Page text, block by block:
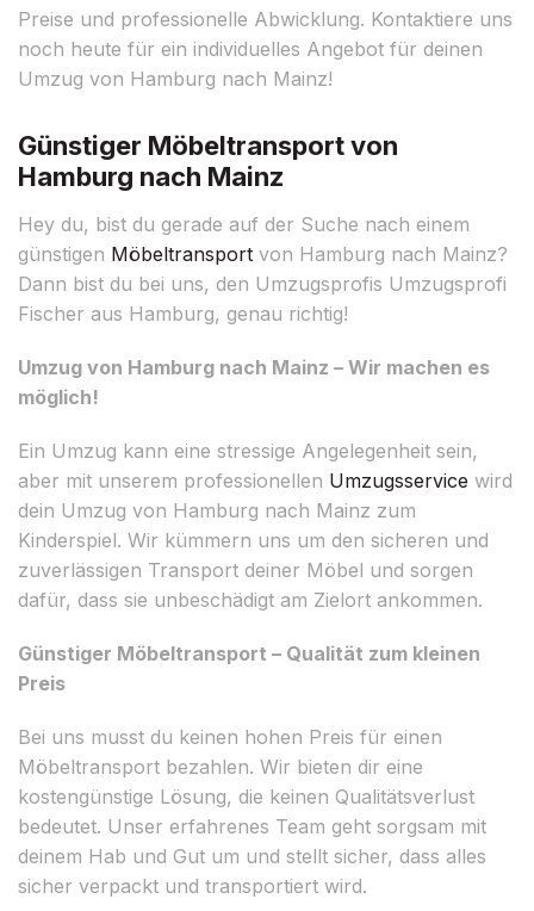
Preise und professionelle Abwicklung. Kontaktiere uns
noch heute für ein individuelles Angebot für deinen
Umzug von Hamburg nach Mainz!
Günstiger Möbeltransport von
Hamburg nach Mainz
Hey du, bist du gerade auf der Suche nach einem
günstigen Möbeltransport von Hamburg nach Mainz?
Dann bist du bei uns, den Umzugsprofis Umzugsprofi
Fischer aus Hamburg, genau richtig!
Umzug von Hamburg nach Mainz – Wir machen es
möglich!
Ein Umzug kann eine stressige Angelegenheit sein,
aber mit unserem professionellen Umzugsservice wird
dein Umzug von Hamburg nach Mainz zum
Kinderspiel. Wir kümmern uns um den sicheren und
zuverlässigen Transport deiner Möbel und sorgen
dafür, dass sie unbeschädigt am Zielort ankommen.
Günstiger Möbeltransport – Qualität zum kleinen
Preis
Bei uns musst du keinen hohen Preis für einen
Möbeltransport bezahlen. Wir bieten dir eine
kostengünstige Lösung, die keinen Qualitätsverlust
bedeutet. Unser erfahrenes Team geht sorgsam mit
deinem Hab und Gut um und stellt sicher, dass alles
sicher verpackt und transportiert wird.